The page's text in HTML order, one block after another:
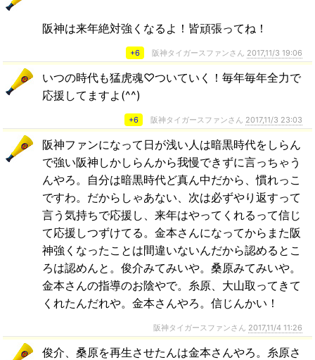
阪神は来年絶対強くなるよ！皆頑張ってね！
+6 阪神タイガースファンさん 2017,11/3 19:06
いつの時代も猛虎魂♡ついていく！毎年毎年全力で
応援してますよ(^^)
+6 阪神タイガースファンさん 2017,11/3 23:03
阪神ファンになって日が浅い人は暗黒時代をしらん
で強い阪神しかしらんから我慢できずに言っちゃう
んやろ。自分は暗黒時代ど真ん中だから、慣れっこ
ですわ。だからしゃあない、次は必ずやり返すって
言う気持ちで応援し、来年はやってくれるって信じ
て応援しつずけてる。金本さんになってからまた阪
神強くなったことは間違いないんだから認めるとこ
ろは認めんと。俊介みてみいや。桑原みてみいや。
金本さんの指導のお陰やで。糸原、大山取ってきて
くれたんだれや。金本さんやろ。信じんかい！
阪神タイガースファンさん 2017,11/4 11:26
俊介、桑原を再生させたんは金本さんやろ。糸原さ